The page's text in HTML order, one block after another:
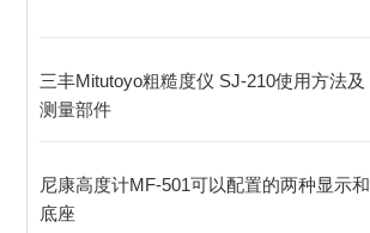
三丰Mitutoyo粗糙度仪 SJ-210使用方法及
测量部件
尼康高度计MF-501可以配置的两种显示和
底座